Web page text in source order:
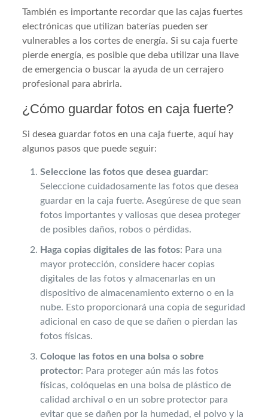
También es importante recordar que las cajas fuertes
electrónicas que utilizan baterías pueden ser
vulnerables a los cortes de energía. Si su caja fuerte
pierde energía, es posible que deba utilizar una llave
de emergencia o buscar la ayuda de un cerrajero
profesional para abrirla.
¿Cómo guardar fotos en caja fuerte?
Si desea guardar fotos en una caja fuerte, aquí hay
algunos pasos que puede seguir:
Seleccione las fotos que desea guardar:
Seleccione cuidadosamente las fotos que desea
guardar en la caja fuerte. Asegúrese de que sean
fotos importantes y valiosas que desea proteger
de posibles daños, robos o pérdidas.
Haga copias digitales de las fotos: Para una
mayor protección, considere hacer copias
digitales de las fotos y almacenarlas en un
dispositivo de almacenamiento externo o en la
nube. Esto proporcionará una copia de seguridad
adicional en caso de que se dañen o pierdan las
fotos físicas.
Coloque las fotos en una bolsa o sobre
protector: Para proteger aún más las fotos
físicas, colóquelas en una bolsa de plástico de
calidad archival o en un sobre protector para
evitar que se dañen por la humedad, el polvo y la